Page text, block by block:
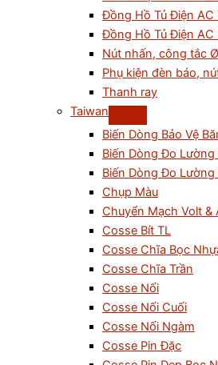
Đồng Hồ Tủ Điện AC
Đồng Hồ Tủ Điện
Nút nhấn, công tắc
Phụ kiện đèn báo,
Thanh ray
Taiwan
Biến Dòng Bảo Vệ
Biến Dòng Đo Lường
Biến Dòng Đo
Chụp Màu
Chuyển Mạch Volt &
Cosse Bít TL
Cosse Chĩa Bọc
Cosse Chĩa Trần
Cosse Nối
Cosse Nối Cuối
Cosse Nối Ngàm
Cosse Pin Đặc